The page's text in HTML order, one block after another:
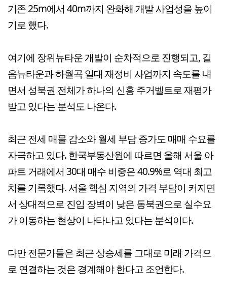
기존 25m에서 40m까지 완화해 개발 사업성을 높이
기로 했다.
여기에 장위뉴타운 개발이 순차적으로 진행되고, 길
음뉴타운과 하월곡 일대 재정비 사업까지 속도를 내
면서 성북권 전체가 하나의 신흥 주거벨트로 재평가
받고 있다는 분석도 나온다.
최근 전세 매물 감소와 월세 부담 증가도 매매 수요를
자극하고 있다. 한국부동산원에 따르면 올해 서울 아
파트 거래에서 30대 매수 비중은 40.9%로 역대 최고
치를 기록했다. 서울 핵심 지역의 가격 부담이 커지면
서 상대적으로 진입 장벽이 낮은 동북권으로 실수요
가 이동하는 현상이 나타나고 있다는 분석이다.
다만 전문가들은 최근 상승세를 그대로 미래 가격으
로 연결하는 것은 경계해야 한다고 조언한다.